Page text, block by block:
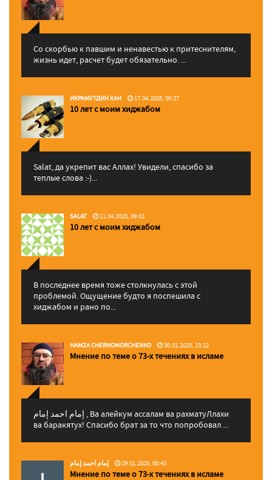
Со скорбью к павшим и ненавестью к притеснителям,
жизнь идет, расчет будет обязательно. ...
ИКРАМУТДИН ХАН 17.04.2025, 00:27
10 лет с моим хиджабом
Salat, да укрепит вас Аллаx! Увидели, спасибо за
теплые слова :-)...
SALAT 11.04.2025, 09:02
10 лет с моим хиджабом
В последнее время тоже столкнулась с этой
проблемой. Ощущение будто я поспешила с
хиджабом и рано по...
HAMZA CHERNOMORCHENKO 30.01.2025, 15:22
Мнение по теме о 73-х течениях в исламе
إمام احمد إمام , Ва алейкум ассалам ва рахматуЛлахи
ва баракятух! Спасибо брат за то что попробовал ...
إمام احمد إمام 29.01.2025, 00:43
Мнение по теме о 73-х течениях в исламе